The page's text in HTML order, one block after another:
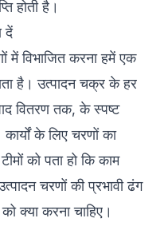
होती है।
दें
में विभाजित करना हमें एक
है। उत्पादन चक्र के हर
वितरण तक, के स्पष्ट
कार्यों के लिए चरणों का
को पता हो कि काम
चरणों की प्रभावी ढंग
क्या करना चाहिए।